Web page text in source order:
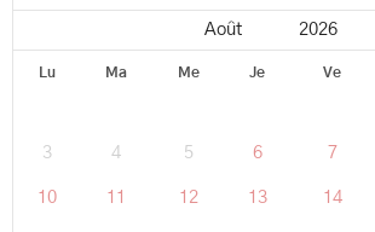
Lu Ma Me Je Ve
3 4 5 6 7
10 11 12 13 14